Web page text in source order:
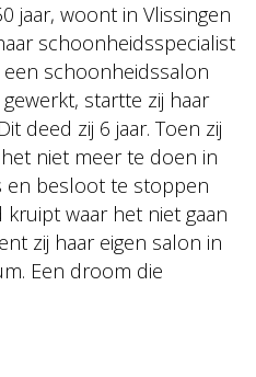
jaar, woont in Vlissingen
schoonheidsspecialist
een schoonheidssalon
startte zij haar
deed zij 6 jaar. Toen zij
niet meer te doen in
en besloot te stoppen
waar het niet gaan
zij haar eigen salon in
Een droom die